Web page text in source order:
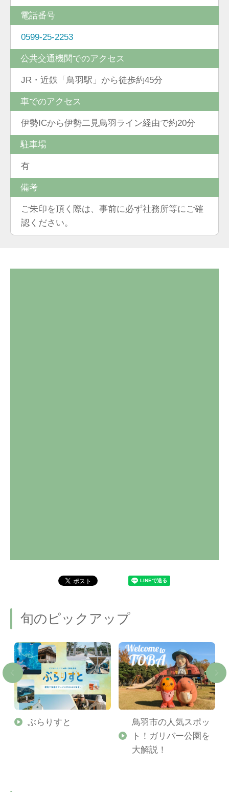
電話番号
0599-25-2253
公共交通機関でのアクセス
JR・近鉄「鳥羽駅」から徒歩約45分
車でのアクセス
伊勢ICから伊勢二見鳥羽ライン経由で約20分
駐車場
有
備考
ご朱印を頂く際は、事前に必ず社務所等にご確
認ください。
旬のピックアップ
ぶらりすと
鳥羽市の人気スポッ
ト！ガリバー公園を
大解説！